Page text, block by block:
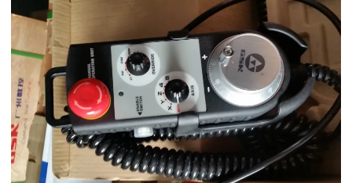
Servo motor spindle drive
Torno cnc
Torno cnc preço
Venda de servo motor